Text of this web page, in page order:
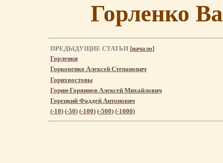
Горленко
ПРЕДЫДУЩИЕ СТАТЬИ [начало]
Горленки
Горковенко Алексей Степанович
Горихвостовы
Горин-Горяинов Алексей Михайлович
Горецкий Фаддей Антонович
(-10) (-50) (-100) (-500) (-1000)